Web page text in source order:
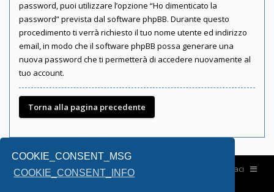
COOKIE_CONSENT_MSG
COOKIE_CONSENT_INFO
password, puoi utilizzare l’opzione “Ho dimenticato la
password” prevista dal software phpBB. Durante questo
procedimento ti verrà richiesto il tuo nome utente ed indirizzo
email, in modo che il software phpBB possa generare una
nuova password che ti permetterà di accedere nuovamente al
tuo account.
Torna alla pagina precedente
Home Contattaci